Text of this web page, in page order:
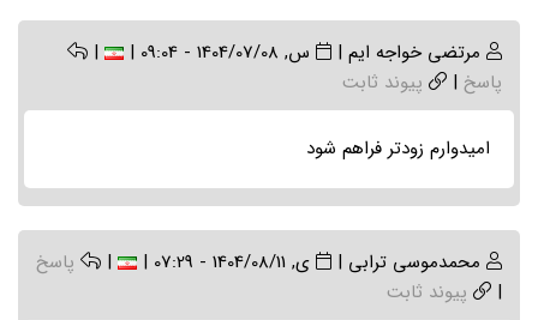
مرتضی خواجه ایم | س, 1404/07/08 - 09:04 |
|
پاسخ | پیوند ثابت
امیدوارم زودتر فراهم شود
محمدموسی ترابی | ی, 1404/08/11 - 07:29 |
|
پاسخ
|
پیوند ثابت